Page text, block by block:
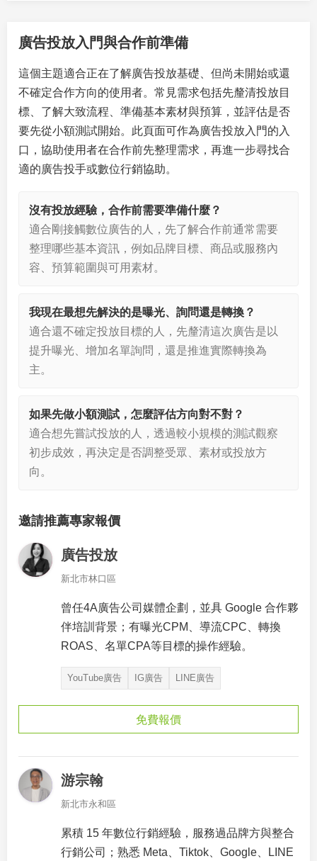
廣告投放入門與合作前準備
這個主題適合正在了解廣告投放基礎、但尚未開始或還
不確定合作方向的使用者。常見需求包括先釐清投放目
標、了解大致流程、準備基本素材與預算，並評估是否
要先從小額測試開始。此頁面可作為廣告投放入門的入
口，協助使用者在合作前先整理需求，再進一步尋找合
適的廣告投手或數位行銷協助。
沒有投放經驗，合作前需要準備什麼？
適合剛接觸數位廣告的人，先了解合作前通常需要
整理哪些基本資訊，例如品牌目標、商品或服務內
容、預算範圍與可用素材。
我現在最想先解決的是曝光、詢問還是轉換？
適合還不確定投放目標的人，先釐清這次廣告是以
提升曝光、增加名單詢問，還是推進實際轉換為
主。
如果先做小額測試，怎麼評估方向對不對？
適合想先嘗試投放的人，透過較小規模的測試觀察
初步成效，再決定是否調整受眾、素材或投放方
向。
邀請推薦專家報價
廣告投放
新北市林口區
曾任4A廣告公司媒體企劃，並具 Google 合作夥
伴培訓背景；有曝光CPM、導流CPC、轉換
ROAS、名單CPA等目標的操作經驗。
YouTube廣告 IG廣告 LINE廣告
免費報價
游宗翰
新北市永和區
累積 15 年數位行銷經驗，服務過品牌方與整合
行銷公司；熟悉 Meta、Tiktok、Google、LINE